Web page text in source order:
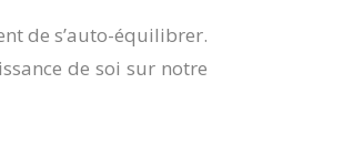
de s’auto-équilibrer.
de soi sur notre